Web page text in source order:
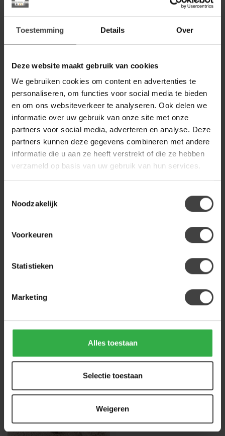
Toestemming Details Over
Deze website maakt gebruik van cookies
We gebruiken cookies om content en advertenties te
personaliseren, om functies voor social media te bieden
en om ons websiteverkeer te analyseren. Ook delen we
informatie over uw gebruik van onze site met onze
partners voor social media, adverteren en analyse. Deze
partners kunnen deze gegevens combineren met andere
informatie die u aan ze heeft verstrekt of die ze hebben
verzameld op basis van uw gebruik van hun services.
Noodzakelijk
Voorkeuren
Statistieken
Marketing
Alles toestaan
Selectie toestaan
Weigeren
Nijwie Salontafel Formaggio
Nijwie Bijzettafel Formaggio
Beemster Ø45 bruin 209,00
WOONSTIJL
WoonStijl Eetkamertafel 180
ceramic travertinlook 399,00
Heb je een vraag over dit product?
gerust contact op met onze klantenservice
+31 224 850
Recent bekeken